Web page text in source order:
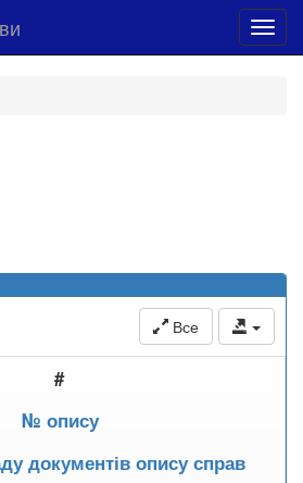
Все
#
№ опису
документів опису справ